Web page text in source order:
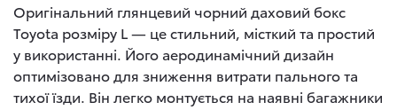
Оригінальний глянцевий чорний даховий бокс
Toyota розміру L — це стильний, місткий та простий
у використанні. Його аеродинамічний дизайн
оптимізовано для зниження витрати пального та
тихої їзди. Він легко монтується на наявні багажники